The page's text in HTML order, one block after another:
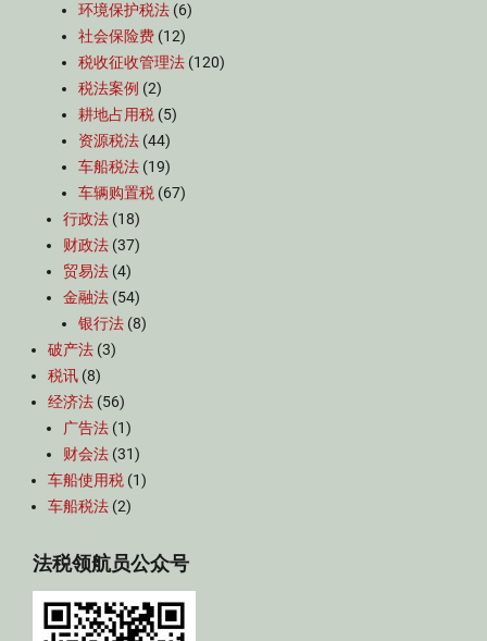
环境保护税法 (6)
社会保险费 (12)
税收征收管理法 (120)
税法案例 (2)
耕地占用税 (5)
资源税法 (44)
车船税法 (19)
车辆购置税 (67)
行政法 (18)
财政法 (37)
贸易法 (4)
金融法 (54)
银行法 (8)
破产法 (3)
税讯 (8)
经济法 (56)
广告法 (1)
财会法 (31)
车船使用税 (1)
车船税法 (2)
法税领航员公众号